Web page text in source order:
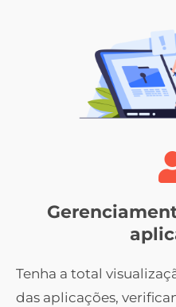
Tenha a total
das aplicações,